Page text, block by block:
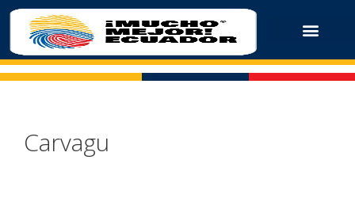
Carvagu